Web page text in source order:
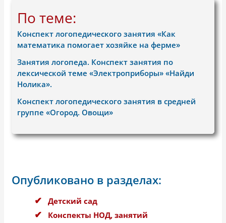
По теме:
Конспект логопедического занятия «Как
математика помогает хозяйке на ферме»
Занятия логопеда. Конспект занятия по
лексической теме «Электроприборы» «Найди
Нолика».
Конспект логопедического занятия в средней
группе «Огород. Овощи»
Опубликовано в разделах:
Детский сад
Конспекты НОД, занятий